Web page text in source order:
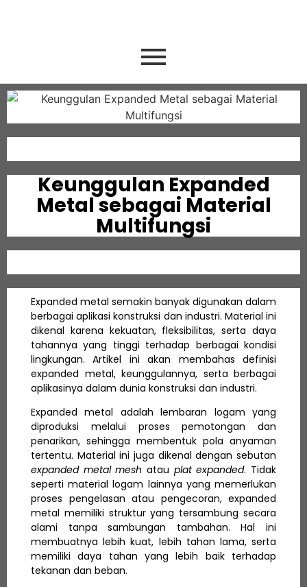
Keunggulan Expanded
Metal sebagai Material
Multifungsi
Expanded metal semakin banyak digunakan dalam
berbagai aplikasi konstruksi dan industri. Material ini
dikenal karena kekuatan, fleksibilitas, serta daya
tahannya yang tinggi terhadap berbagai kondisi
lingkungan. Artikel ini akan membahas definisi
expanded metal, keunggulannya, serta berbagai
aplikasinya dalam dunia konstruksi dan industri.
Expanded metal adalah lembaran logam yang
diproduksi melalui proses pemotongan dan
penarikan, sehingga membentuk pola anyaman
tertentu. Material ini juga dikenal dengan sebutan
expanded metal mesh atau plat expanded. Tidak
seperti material logam lainnya yang memerlukan
proses pengelasan atau pengecoran, expanded
metal memiliki struktur yang tersambung secara
alami tanpa sambungan tambahan. Hal ini
membuatnya lebih kuat, lebih tahan lama, serta
memiliki daya tahan yang lebih baik terhadap
tekanan dan beban.